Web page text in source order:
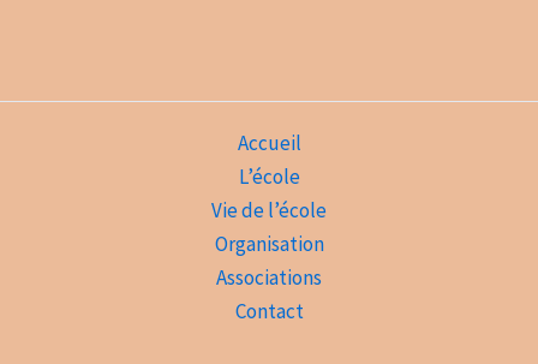
Accueil
L’école
Vie de l’école
Organisation
Associations
Contact